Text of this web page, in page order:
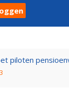
piloten